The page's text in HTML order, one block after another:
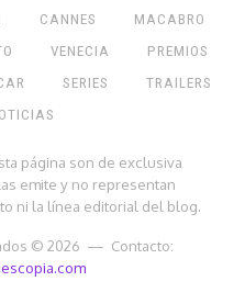
CANNES
MACABRO
VENECIA
PREMIOS
SERIES
TRAILERS
página son de exclusiva
emite y no representan
ni la línea editorial del blog.
© 2026 — Contacto: